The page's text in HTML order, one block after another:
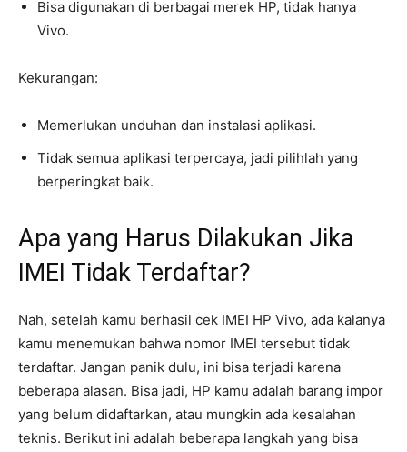
Bisa digunakan di berbagai merek HP, tidak hanya
Vivo.
Kekurangan:
Memerlukan unduhan dan instalasi aplikasi.
Tidak semua aplikasi terpercaya, jadi pilihlah yang
berperingkat baik.
Apa yang Harus Dilakukan Jika
IMEI Tidak Terdaftar?
Nah, setelah kamu berhasil cek IMEI HP Vivo, ada kalanya
kamu menemukan bahwa nomor IMEI tersebut tidak
terdaftar. Jangan panik dulu, ini bisa terjadi karena
beberapa alasan. Bisa jadi, HP kamu adalah barang impor
yang belum didaftarkan, atau mungkin ada kesalahan
teknis. Berikut ini adalah beberapa langkah yang bisa